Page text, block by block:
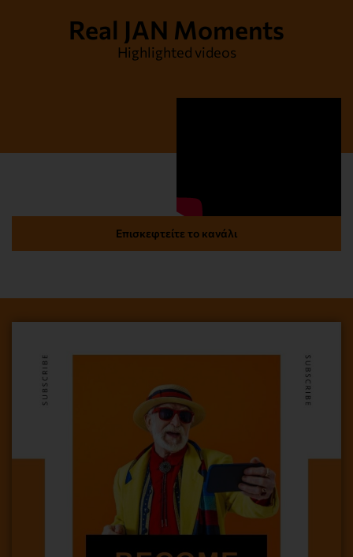
Real JAN Moments
Highlighted videos
Επισκεφτείτε το κανάλι